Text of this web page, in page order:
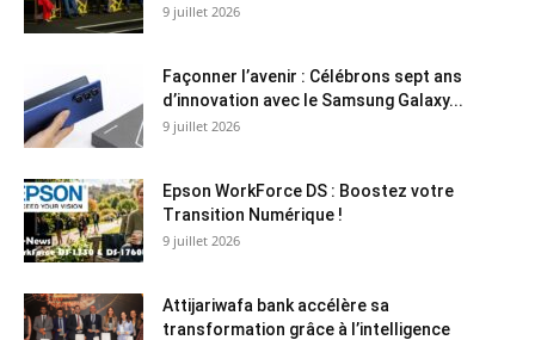
9 juillet 2026
Façonner l’avenir : Célébrons sept ans
d’innovation avec le Samsung Galaxy...
9 juillet 2026
Epson WorkForce DS : Boostez votre
Transition Numérique !
9 juillet 2026
Attijariwafa bank accélère sa
transformation grâce à l’intelligence